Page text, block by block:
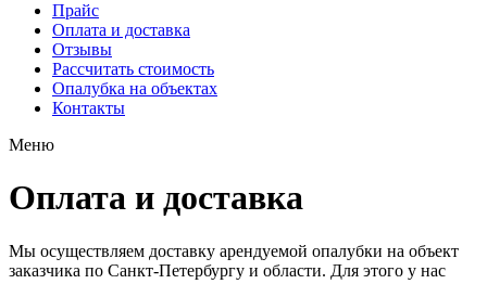
Прайс
Оплата и доставка
Отзывы
Рассчитать стоимость
Опалубка на объектах
Контакты
Меню
Оплата и доставка
Мы осуществляем доставку арендуемой опалубки на объект
заказчика по Санкт-Петербургу и области. Для этого у нас